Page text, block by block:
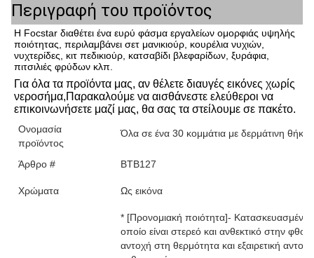
Περιγραφή του προϊόντος
Η Focstar διαθέτει ένα ευρύ φάσμα εργαλείων ομορφιάς υψηλής
ποιότητας, περιλαμβάνει σετ μανικιούρ, κουρέλια νυχιών,
νυχτερίδες, κιτ πεδικιούρ, κατσαβίδι βλεφαρίδων, ξυράφια,
πιτσιλιές φρύδων κλπ.
Για όλα τα προϊόντα μας, αν θέλετε διαυγές εικόνες χωρίς
νεροσήμα,Παρακαλούμε να αισθάνεστε ελεύθεροι να
επικοινωνήσετε μαζί μας, θα σας τα στείλουμε σε πακέτο.
Ονομασία
προϊόντος
Όλα σε ένα 30 κομμάτια με δερμάτινη θήκη
Άρθρο # BTB127
Χρώματα Ως εικόνα
* [Προνομιακή ποιότητα]-
οποίο είναι στερεό και ανθεκτικό στην
αντοχή στη θερμότητα και εξαιρετική